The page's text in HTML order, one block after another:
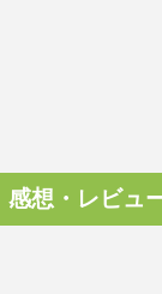
感想・レビュ